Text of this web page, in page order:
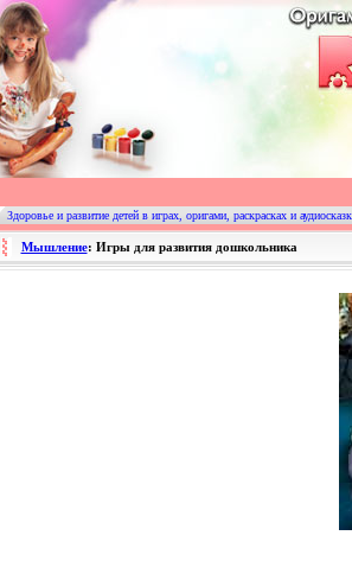
Здоровье и развитие детей в играх, оригами, раскрасках и
Мышление: Игры для развития дошкольника